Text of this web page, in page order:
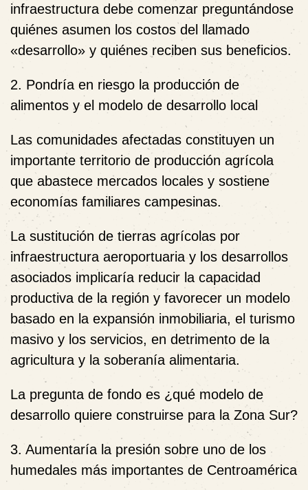
infraestructura debe comenzar preguntándose
quiénes asumen los costos del llamado
«desarrollo» y quiénes reciben sus beneficios.
2. Pondría en riesgo la producción de
alimentos y el modelo de desarrollo local
Las comunidades afectadas constituyen un
importante territorio de producción agrícola
que abastece mercados locales y sostiene
economías familiares campesinas.
La sustitución de tierras agrícolas por
infraestructura aeroportuaria y los desarrollos
asociados implicaría reducir la capacidad
productiva de la región y favorecer un modelo
basado en la expansión inmobiliaria, el turismo
masivo y los servicios, en detrimento de la
agricultura y la soberanía alimentaria.
La pregunta de fondo es ¿qué modelo de
desarrollo quiere construirse para la Zona Sur?
3. Aumentaría la presión sobre uno de los
humedales más importantes de Centroamérica